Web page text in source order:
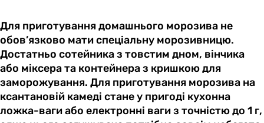
Для приготування домашнього морозива не
обов’язково мати спеціальну морозивницю.
Достатньо сотейника з товстим дном, вінчика
або міксера та контейнера з кришкою для
заморожування. Для приготування морозива на
ксантановій камеді стане у пригоді кухонна
ложка-ваги або електронні ваги з точністю до 1 г,